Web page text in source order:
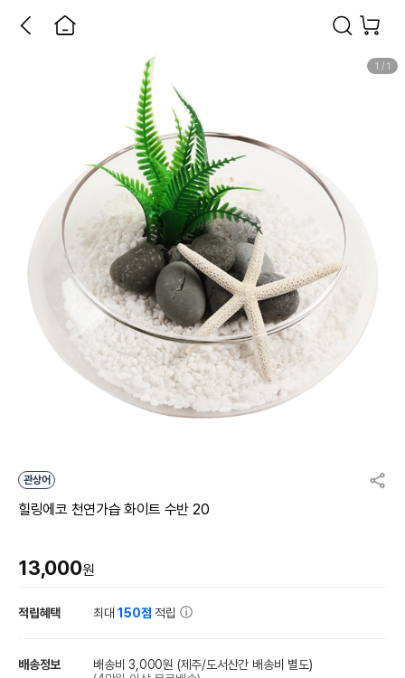
1 / 1
관상어
힐링에코 천연가습 화이트 수반 20
13,000원
적립혜택 최대150점 적립
배송정보 배송비 3,000원 (제주/도서산간 배송비 별도)